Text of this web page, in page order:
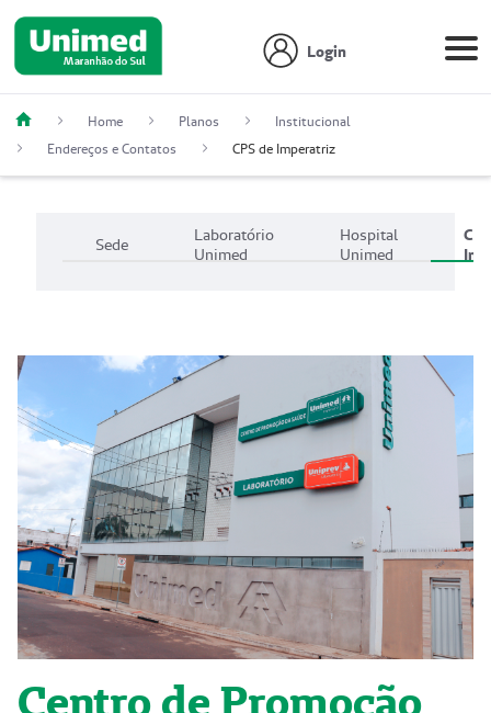
Login
Home Planos
Institucional
Endereços e Contatos
CPS de Imperatriz
Sede
Laboratório
Unimed
Hospital
Unimed